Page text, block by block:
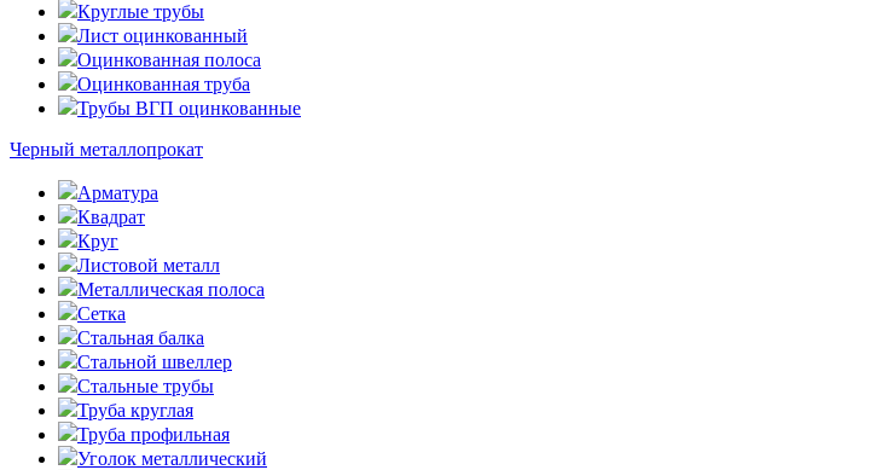
Круглые трубы
Лист оцинкованный
Оцинкованная полоса
Оцинкованная труба
Трубы ВГП оцинкованные
Черный металлопрокат
Арматура
Квадрат
Круг
Листовой металл
Металлическая полоса
Сетка
Стальная балка
Стальной швеллер
Стальные трубы
Труба круглая
Труба профильная
Уголок металлический